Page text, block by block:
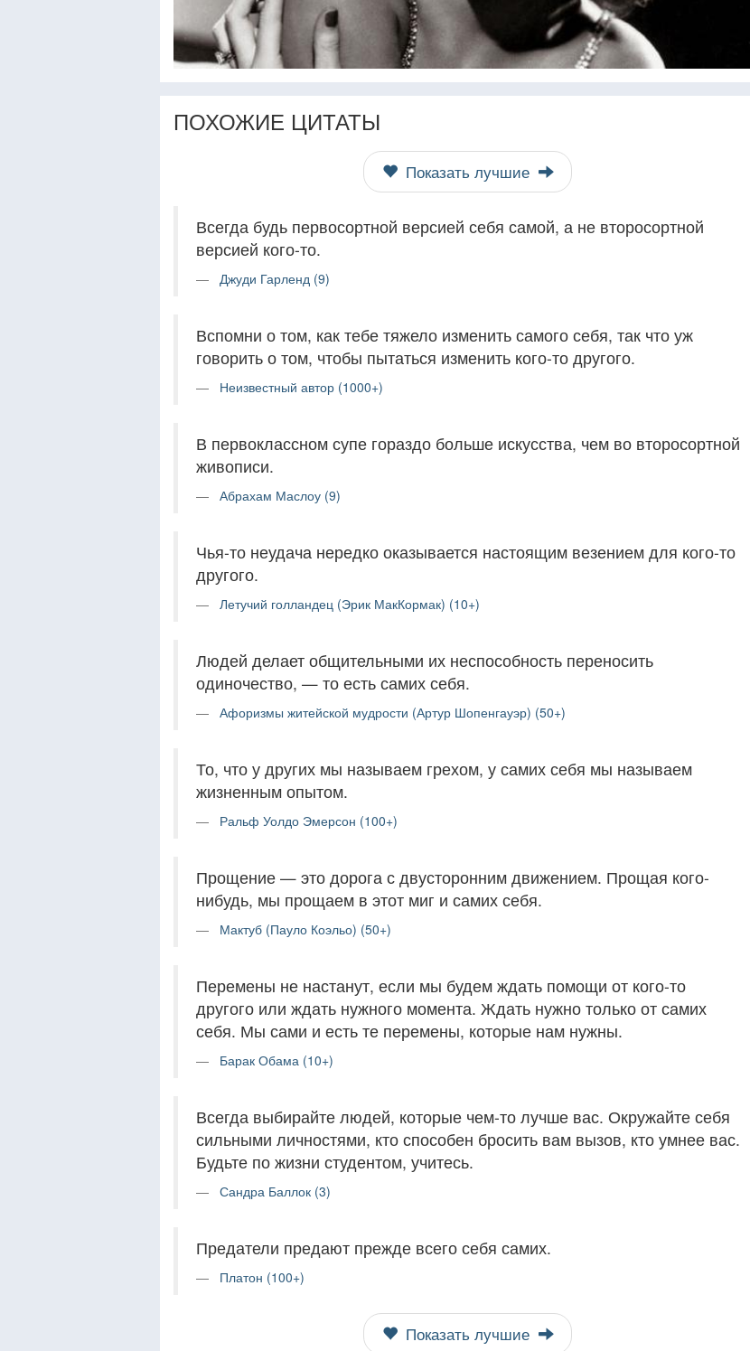
ПОХОЖИЕ ЦИТАТЫ
Показать лучшие
Всегда будь первосортной версией себя самой, а не второсортной
версией кого-то.
Джуди Гарленд (9)
Вспомни о том, как тебе тяжело изменить самого себя, так что уж
говорить о том, чтобы пытаться изменить кого-то другого.
Неизвестный автор (1000+)
В первоклассном супе гораздо больше искусства, чем во второсортной
живописи.
Абрахам Маслоу (9)
Чья-то неудача нередко оказывается настоящим везением для кого-то
другого.
Летучий голландец (Эрик МакКормак) (10+)
Людей делает общительными их неспособность переносить
одиночество, — то есть самих себя.
Афоризмы житейской мудрости (Артур Шопенгауэр) (50+)
То, что у других мы называем грехом, у самих себя мы называем
жизненным опытом.
Ральф Уолдо Эмерсон (100+)
Прощение — это дорога с двусторонним движением. Прощая кого-
нибудь, мы прощаем в этот миг и самих себя.
Мактуб (Пауло Коэльо) (50+)
Перемены не настанут, если мы будем ждать помощи от кого-то
другого или ждать нужного момента. Ждать нужно только от самих
себя. Мы сами и есть те перемены, которые нам нужны.
Барак Обама (10+)
Всегда выбирайте людей, которые чем-то лучше вас. Окружайте себя
сильными личностями, кто способен бросить вам вызов, кто умнее вас.
Будьте по жизни студентом, учитесь.
Сандра Баллок (3)
Предатели предают прежде всего себя самих.
Платон (100+)
Показать лучшие